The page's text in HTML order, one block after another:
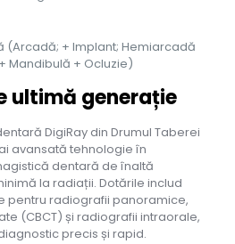
(Arcadă; + Implant; Hemiarcadă
Mandibulă + Ocluzie)
ultimă generație
DigiRay din Drumul Taberei
avansată tehnologie în
dentară de înaltă
la radiații. Dotările includ
pentru radiografii panoramice,
(CBCT) și radiografii intraorale,
precis și rapid.